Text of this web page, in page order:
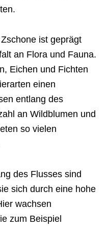
ist geprägt
an Flora und Fauna.
Eichen und Fichten
einen
entlang des
an Wildblumen und
so vielen
des Flusses sind
sich durch eine hohe
wachsen
zum Beispiel